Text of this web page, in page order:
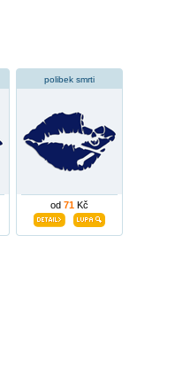
polibek smrti
od 71Kč